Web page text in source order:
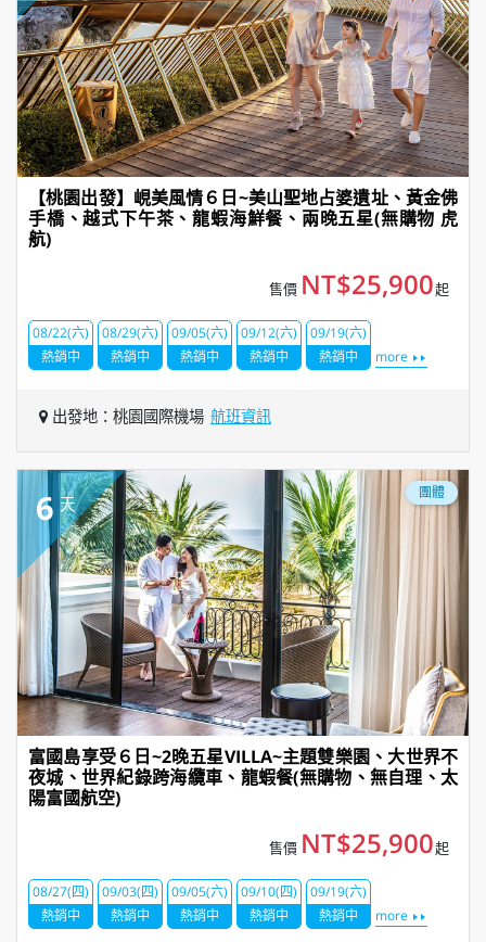
【桃園出發】峴美風情６日~美山聖地占婆遺址、黃金佛
手橋、越式下午茶、龍蝦海鮮餐、兩晚五星(無購物 虎
航)
售價 NT$25,900起
08/22(六)
熱銷中
08/29(六)
熱銷中
09/05(六)
熱銷中
09/12(六)
熱銷中
09/19(六)
熱銷中
more
出發地：桃園國際機場 航班資訊
6 天
團體
富國島享受６日~2晚五星VILLA~主題雙樂園、大世界不
夜城、世界紀錄跨海纜車、龍蝦餐(無購物、無自理、太
陽富國航空)
售價 NT$25,900起
08/27(四)
熱銷中
09/03(四)
熱銷中
09/05(六)
熱銷中
09/10(四)
熱銷中
09/19(六)
熱銷中
more